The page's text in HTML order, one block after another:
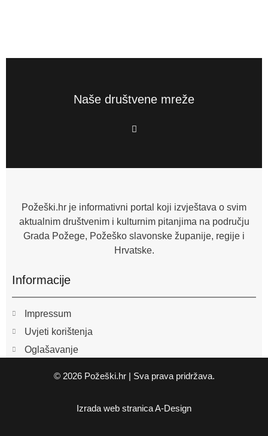
Naše društvene mreže
F
a
o
f
Požeški.hr je informativni portal koji izvještava o svim
aktualnim društvenim i kulturnim pitanjima na području
Grada Požege, Požeško slavonske županije, regije i
Hrvatske.
Informacije
Impressum
Uvjeti korištenja
Oglašavanje
© 2026 Požeški.hr | Sva prava pridržava.
Izrada web stranicaA-Design